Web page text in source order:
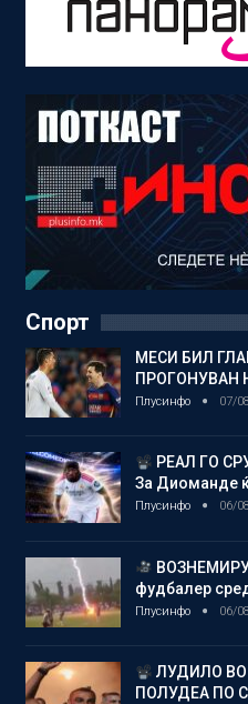
Спорт
МЕСИ БИЛ
ПРОГОНУВАН
Плусинфо 07/
РЕАЛ ГО
За Диоманде
Плусинфо 06/
фудбалер
Плусинфо 06/
ЛУДИЛО ВО
ПОЛУДЕА ПО